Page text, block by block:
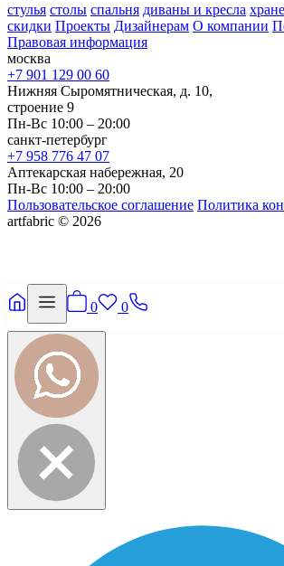
стулья столы спальня диваны и кресла
скидки Проекты Дизайнерам О компании
Правовая информация
москва
+7 901 129 00 60
Нижняя Сыромятническая, д. 10,
строение 9
Пн-Вс 10:00 – 20:00
санкт-петербург
+7 958 776 47 07
Аптекарская набережная, 20
Пн-Вс 10:00 – 20:00
Пользовательское соглашение Политика
artfabric © 2026
0 0